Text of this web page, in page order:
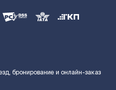
бронирование и онлайн-заказ